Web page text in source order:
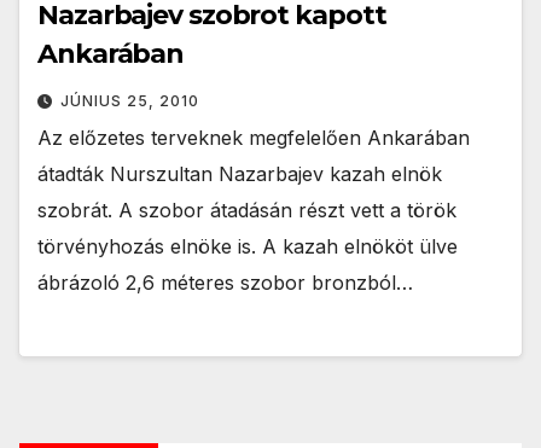
Nazarbajev szobrot kapott
Ankarában
JÚNIUS 25, 2010
Az előzetes terveknek megfelelően Ankarában
átadták Nurszultan Nazarbajev kazah elnök
szobrát. A szobor átadásán részt vett a török
törvényhozás elnöke is. A kazah elnököt ülve
ábrázoló 2,6 méteres szobor bronzból…